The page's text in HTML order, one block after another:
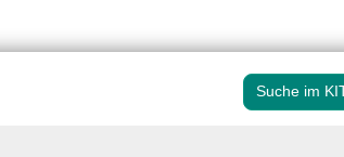
Suche im